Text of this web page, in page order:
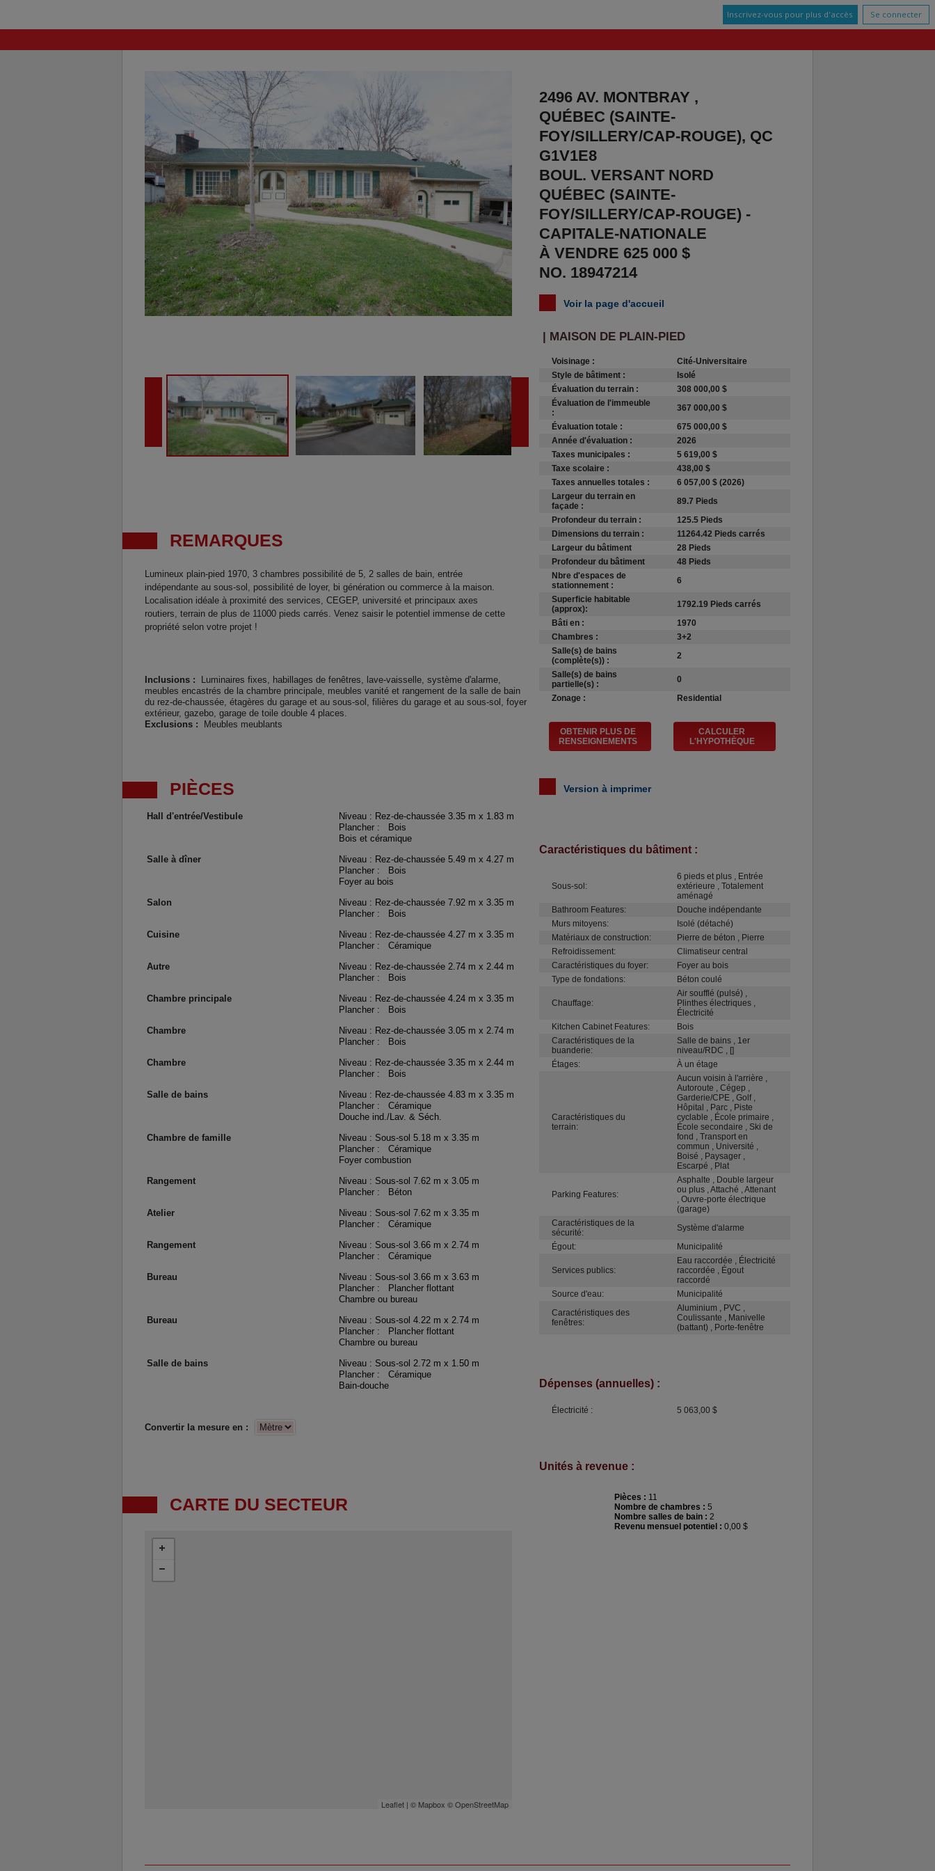
Inscrivez-vous pour plus d'accès Se connecter
REMARQUES
Lumineux plain-pied 1970, 3 chambres possibilité de 5, 2 salles de bain, entrée
indépendante au sous-sol, possibilité de loyer, bi génération ou commerce à la maison.
Localisation idéale à proximité des services, CEGEP, université et principaux axes
routiers, terrain de plus de 11000 pieds carrés. Venez saisir le potentiel immense de cette
propriété selon votre projet !
Inclusions :
Luminaires fixes, habillages de fenêtres, lave-vaisselle, système d'alarme,
meubles encastrés de la chambre principale, meubles vanité et rangement de la salle de bain
du rez-de-chaussée, étagères du garage et au sous-sol, filières du garage et au sous-sol, foyer
extérieur, gazebo, garage de toile double 4 places.
Exclusions :
Meubles meublants
PIÈCES
Hall d'entrée/Vestibule Niveau : Rez-de-chaussée3.35 m x 1.83 m
Plancher : Bois
Bois et céramique
Salle à dîner
Niveau : Rez-de-chaussée5.49 m x 4.27 m
Plancher : Bois
Foyer au bois
Salon
Niveau : Rez-de-chaussée7.92 m x 3.35 m
Plancher : Bois
Cuisine
Niveau : Rez-de-chaussée4.27 m x 3.35 m
Plancher : Céramique
Autre
Niveau : Rez-de-chaussée2.74 m x 2.44 m
Plancher : Bois
Chambre principale
Niveau : Rez-de-chaussée4.24 m x 3.35 m
Plancher : Bois
Chambre
Niveau : Rez-de-chaussée3.05 m x 2.74 m
Plancher : Bois
Chambre
Niveau : Rez-de-chaussée3.35 m x 2.44 m
Plancher : Bois
Salle de bains
Niveau : Rez-de-chaussée4.83 m x 3.35 m
Plancher : Céramique
Douche ind./Lav. & Séch.
Chambre de famille
Niveau : Sous-sol5.18 m x 3.35 m
Plancher : Céramique
Foyer combustion
Rangement
Niveau : Sous-sol7.62 m x 3.05 m
Plancher : Béton
Atelier
Niveau : Sous-sol7.62 m x 3.35 m
Plancher : Céramique
Rangement
Niveau : Sous-sol3.66 m x 2.74 m
Plancher : Céramique
Bureau
Niveau : Sous-sol3.66 m x 3.63 m
Plancher : Plancher flottant
Chambre ou bureau
Bureau
Niveau : Sous-sol4.22 m x 2.74 m
Plancher : Plancher flottant
Chambre ou bureau
Salle de bains
Niveau : Sous-sol2.72 m x 1.50 m
Plancher : Céramique
Bain-douche
Convertir la mesure en :
CARTE DU SECTEUR
Leaflet | © Mapbox ©OpenStreetMap
2496 AV. MONTBRAY ,
QUÉBEC (SAINTE-
FOY/SILLERY/CAP-ROUGE), QC
G1V1E8
BOUL. VERSANT NORD
QUÉBEC (SAINTE-
FOY/SILLERY/CAP-ROUGE) -
CAPITALE-NATIONALE
À VENDRE 625 000 $
NO. 18947214
Voir la page d'accueil
| MAISON DE PLAIN-PIED
Voisinage :
Cité-Universitaire
Style de bâtiment :
Isolé
Évaluation du terrain :
308 000,00 $
Évaluation de l'immeuble
:
367 000,00 $
Évaluation totale :
675 000,00 $
Année d'évaluation :
2026
Taxes municipales :
5 619,00 $
Taxe scolaire :
438,00 $
Taxes annuelles totales :
6 057,00 $ (2026)
Largeur du terrain en
façade :
89.7 Pieds
Profondeur du terrain :
125.5 Pieds
Dimensions du terrain :
11264.42 Pieds carrés
Largeur du bâtiment
28 Pieds
Profondeur du bâtiment
48 Pieds
Nbre d'espaces de
stationnement :
6
Superficie habitable
(approx):
1792.19 Pieds carrés
Bâti en :
1970
Chambres :
3+2
Salle(s) de bains
(complète(s)) :
2
Salle(s) de bains
partielle(s) :
0
Zonage : Residential
OBTENIR PLUS DE
RENSEIGNEMENTS
CALCULER
L'HYPOTHÈQUE
Version à imprimer
Caractéristiques du bâtiment :
Sous-sol:
6 pieds et plus , Entrée
extérieure , Totalement
aménagé
Bathroom Features:
Douche indépendante
Murs mitoyens:
Isolé (détaché)
Matériaux de construction:
Pierre de béton , Pierre
Refroidissement:
Climatiseur central
Caractéristiques du foyer:
Foyer au bois
Type de fondations:
Béton coulé
Chauffage:
Air soufflé (pulsé) ,
Plinthes électriques ,
Électricité
Kitchen Cabinet Features:
Bois
Caractéristiques de la
buanderie:
Salle de bains , 1er
niveau/RDC , []
Étages:
À un étage
Caractéristiques du
terrain:
Aucun voisin à l'arrière ,
Autoroute , Cégep ,
Garderie/CPE , Golf ,
Hôpital , Parc , Piste
cyclable , École primaire ,
École secondaire , Ski de
fond , Transport en
commun , Université ,
Boisé , Paysager ,
Escarpé , Plat
Parking Features:
Asphalte , Double largeur
ou plus , Attaché , Attenant
, Ouvre-porte électrique
(garage)
Caractéristiques de la
sécurité:
Système d'alarme
Égout: Municipalité
Services publics:
Eau raccordée , Électricité
raccordée , Égout
raccordé
Source d'eau:
Municipalité
Caractéristiques des
fenêtres:
Aluminium , PVC ,
Coulissante , Manivelle
(battant) , Porte-fenêtre
Dépenses (annuelles) :
Électricité : 5 063,00 $
Unités à revenue :
Pièces : 11
Nombre de chambres : 5
Nombre salles de bain : 2
Revenu mensuel potentiel : 0,00 $